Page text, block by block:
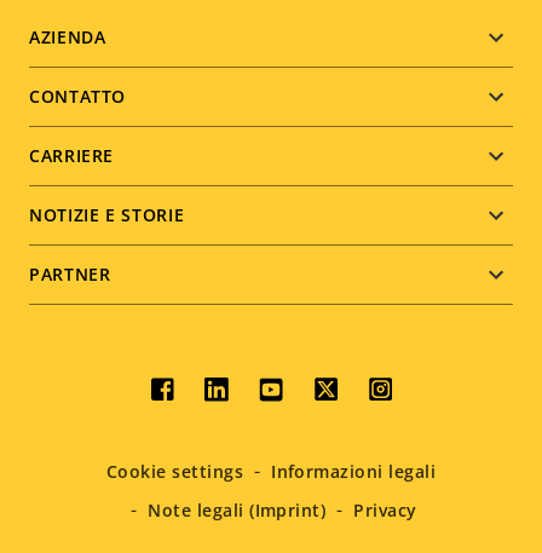
Footer
menu
AZIENDA
CONTATTO
CARRIERE
NOTIZIE E STORIE
PARTNER
Social
menu
Cookie settings
Informazioni legali
Note legali (Imprint)
Privacy